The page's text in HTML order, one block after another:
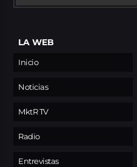
LA WEB
Inicio
Noticias
MktR TV
Radio
Entrevistas